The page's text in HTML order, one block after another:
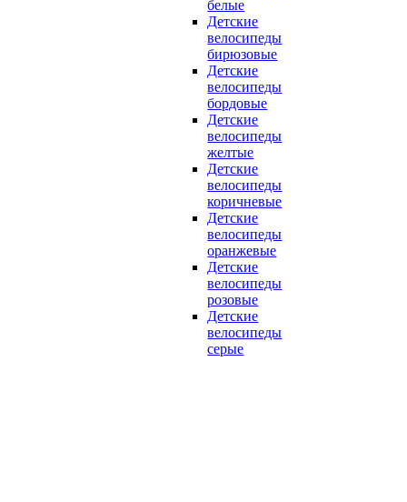
белые
Детские
велосипеды
бирюзовые
Детские
велосипеды
бордовые
Детские
велосипеды
желтые
Детские
велосипеды
коричневые
Детские
велосипеды
оранжевые
Детские
велосипеды
розовые
Детские
велосипеды
серые